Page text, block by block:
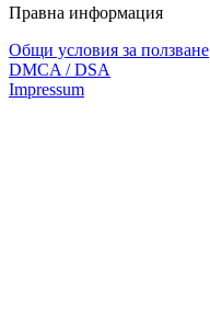
Правна информация
Общи условия за ползване
DMCA / DSA
Impressum